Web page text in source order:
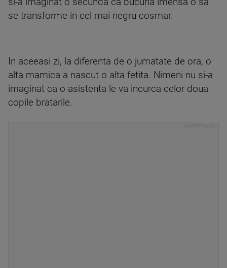
se transforme in cel mai negru cosmar.
In aceeasi zi, la diferenta de o jumatate de ora, o
alta mamica a nascut o alta fetita. Nimeni nu si-a
imaginat ca o asistenta le va incurca celor doua
copile bratarile.